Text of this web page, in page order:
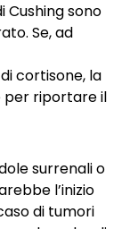
Cushing sono
Se, ad
cortisone, la
per riportare il
surrenali o
l’inizio
di tumori